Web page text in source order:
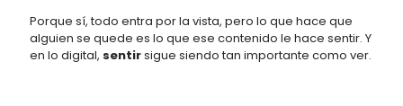
Porque sí, todo entra por la vista, pero lo que hace que
alguien se quede es lo que ese contenido le hace sentir. Y
en lo digital, sentirsigue siendo tan importante como ver.